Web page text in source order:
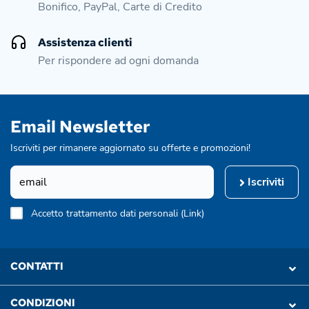
Bonifico, PayPal, Carte di Credito
Assistenza clienti
Per rispondere ad ogni domanda
Email Newsletter
Iscriviti per rimanere aggiornato su offerte e promozioni!
Iscriviti
Accetto trattamento dati personali (Link)
CONTATTI
CONDIZIONI